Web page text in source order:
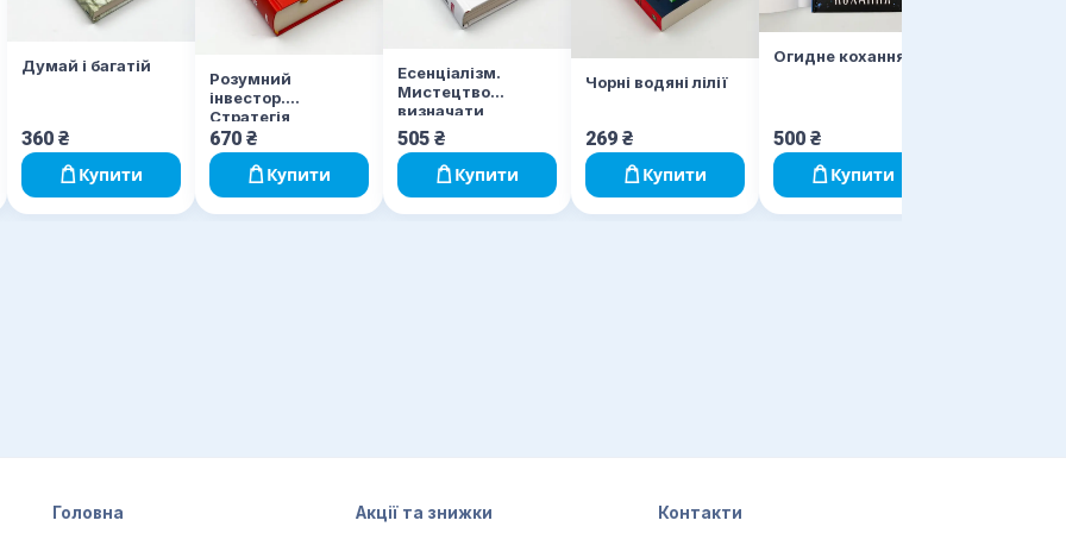
Думай і багатій
360 ₴
Купити
Розумний
інвестор.
Стратегія
вартісного
інвестування
670 ₴
Купити
Есенціалізм.
Мистецтво
визначати
пріоритети
505 ₴
Купити
Чорні водяні лілії
269 ₴
Купити
Огидне кохання
500 ₴
Купити
Головна Акції та знижки Контакти